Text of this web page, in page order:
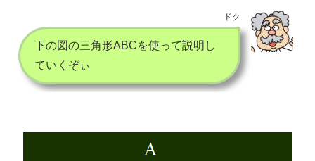
ドク
下の図の三角形ABCを使って説明し
ていくぞぃ